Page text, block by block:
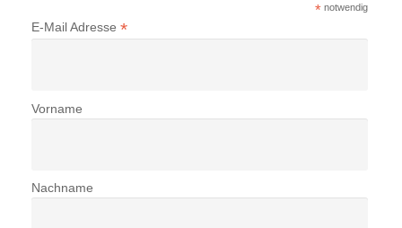
*notwendig
E-Mail Adresse *
Vorname
Nachname